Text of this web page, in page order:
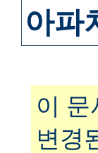
아파
이
변경